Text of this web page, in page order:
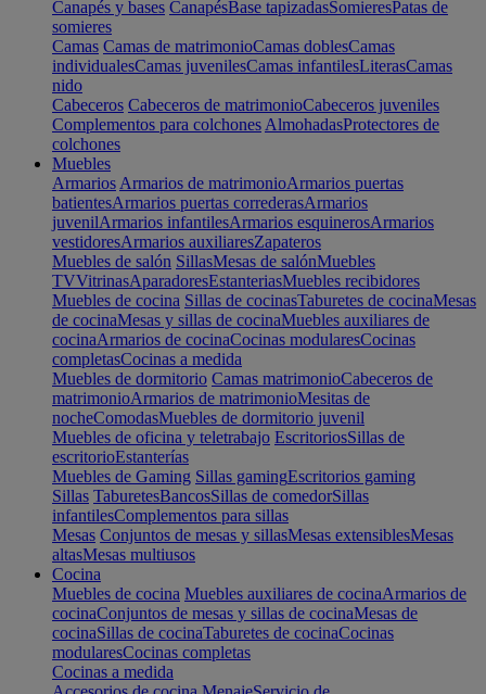
Canapés y bases CanapésBase tapizadasSomieresPatas de
somieres
Camas Camas de matrimonioCamas doblesCamas
individualesCamas juvenilesCamas infantilesLiterasCamas
nido
Cabeceros Cabeceros de matrimonioCabeceros juveniles
Complementos para colchones AlmohadasProtectores de
colchones
Muebles
Armarios Armarios de matrimonioArmarios puertas
batientesArmarios puertas correderasArmarios
juvenilArmarios infantilesArmarios esquinerosArmarios
vestidoresArmarios auxiliaresZapateros
Muebles de salón SillasMesas de salónMuebles
TVVitrinasAparadoresEstanteriasMuebles recibidores
Muebles de cocina Sillas de cocinasTaburetes de cocinaMesas
de cocinaMesas y sillas de cocinaMuebles auxiliares de
cocinaArmarios de cocinaCocinas modularesCocinas
completasCocinas a medida
Muebles de dormitorio Camas matrimonioCabeceros de
matrimonioArmarios de matrimonioMesitas de
nocheComodasMuebles de dormitorio juvenil
Muebles de oficina y teletrabajo EscritoriosSillas de
escritorioEstanterías
Muebles de Gaming Sillas gamingEscritorios gaming
Sillas TaburetesBancosSillas de comedorSillas
infantilesComplementos para sillas
Mesas Conjuntos de mesas y sillasMesas extensiblesMesas
altasMesas multiusos
Cocina
Muebles de cocina Muebles auxiliares de cocinaArmarios de
cocinaConjuntos de mesas y sillas de cocinaMesas de
cocinaSillas de cocinaTaburetes de cocinaCocinas
modularesCocinas completas
Cocinas a medida